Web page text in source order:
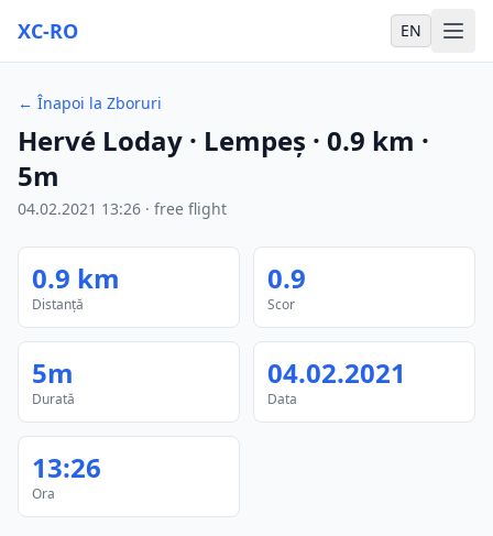
XC-RO EN
← Înapoi la Zboruri
Hervé Loday · Lempeş · 0.9 km ·
5m
04.02.2021 13:26 · free flight
0.9 km
Distanță
0.9
Scor
5m
Durată
04.02.2021
Data
13:26
Ora